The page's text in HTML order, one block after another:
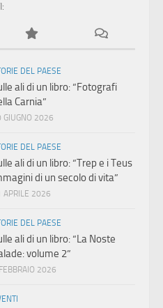
DEL PAESE
ali di un libro: “Fotografi
Carnia”
GIUGNO 2026
DEL PAESE
ali di un libro: “Trep e i Teus
di un secolo di vita”
APRILE 2026
DEL PAESE
ali di un libro: “La Noste
volume 2”
2026